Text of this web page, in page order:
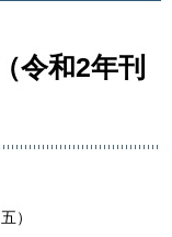
令和2年刊
）